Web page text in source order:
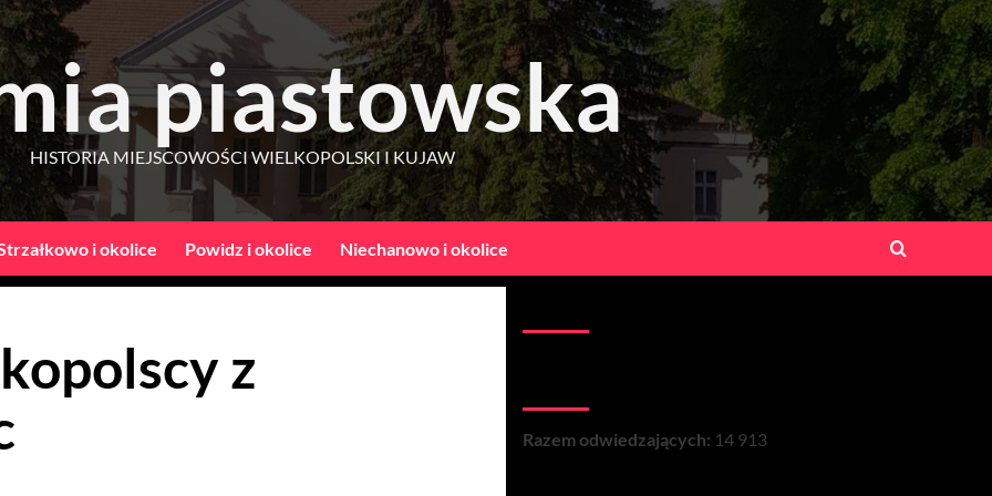
piastowska
HISTORIA MIEJSCOWOŚCI WIELKOPOLSKI I KUJAW
i okolice Powidz i okolice Niechanowo i okolice
z
Razem odwiedzających: 14 913